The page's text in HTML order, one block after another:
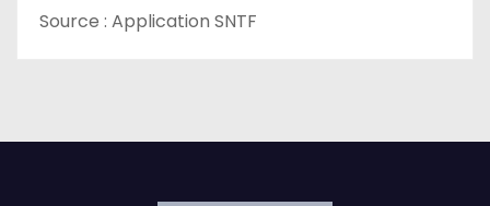
Source : Application SNTF